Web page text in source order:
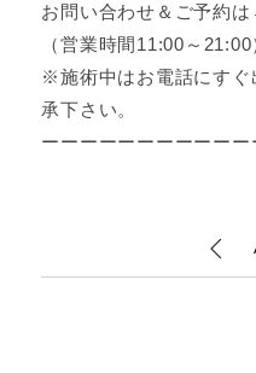
お問い合わせ＆ご予約
（営業時間11:00～21:00
※施術中はお電話にすぐ
承下さい。
ーーーーーーーーーーー